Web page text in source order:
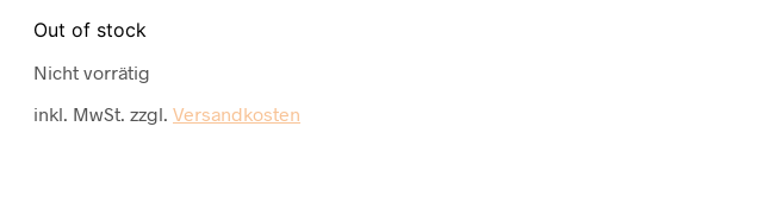
Out of stock
Nicht vorrätig
inkl. MwSt. zzgl. Versandkosten